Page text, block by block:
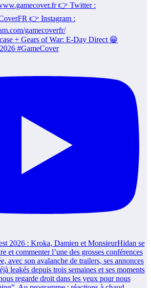
+ Gears of War: E-Day Direct 😁
#GameCover